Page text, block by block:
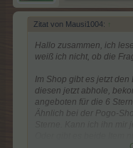
Zitat von Mausi1004: ↑
Hallo zusammen, ich
weiß ich nicht, ob die
Im Shop gibt es jetzt
diesen jetzt abhole,
angeboten für die 6
Ähnlich bei der Pogo-